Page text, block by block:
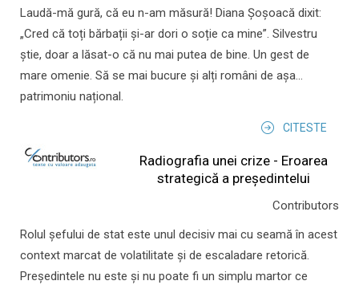
Laudă-mă gură, că eu n-am măsură! Diana Șoșoacă dixit:
„Cred că toți bărbații și-ar dori o soție ca mine”. Silvestru
știe, doar a lăsat-o că nu mai putea de bine. Un gest de
mare omenie. Să se mai bucure și alți români de așa...
patrimoniu național.
CITESTE
Radiografia unei crize - Eroarea
strategică a președintelui
Contributors
Rolul şefului de stat este unul decisiv mai cu seamă în acest
context marcat de volatilitate şi de escaladare retorică.
Preşedintele nu este şi nu poate fi un simplu martor ce